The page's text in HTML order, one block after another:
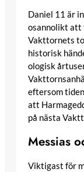
Daniel 11 är
osannolikt att
Vakttornets
historisk
ologisk
eftersom
att
på nästa
Messias
Viktigast för